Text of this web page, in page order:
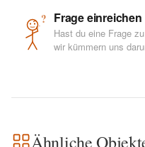
? Frage einreichen
Hast du eine Frage
wir kümmern uns
Ähnliche